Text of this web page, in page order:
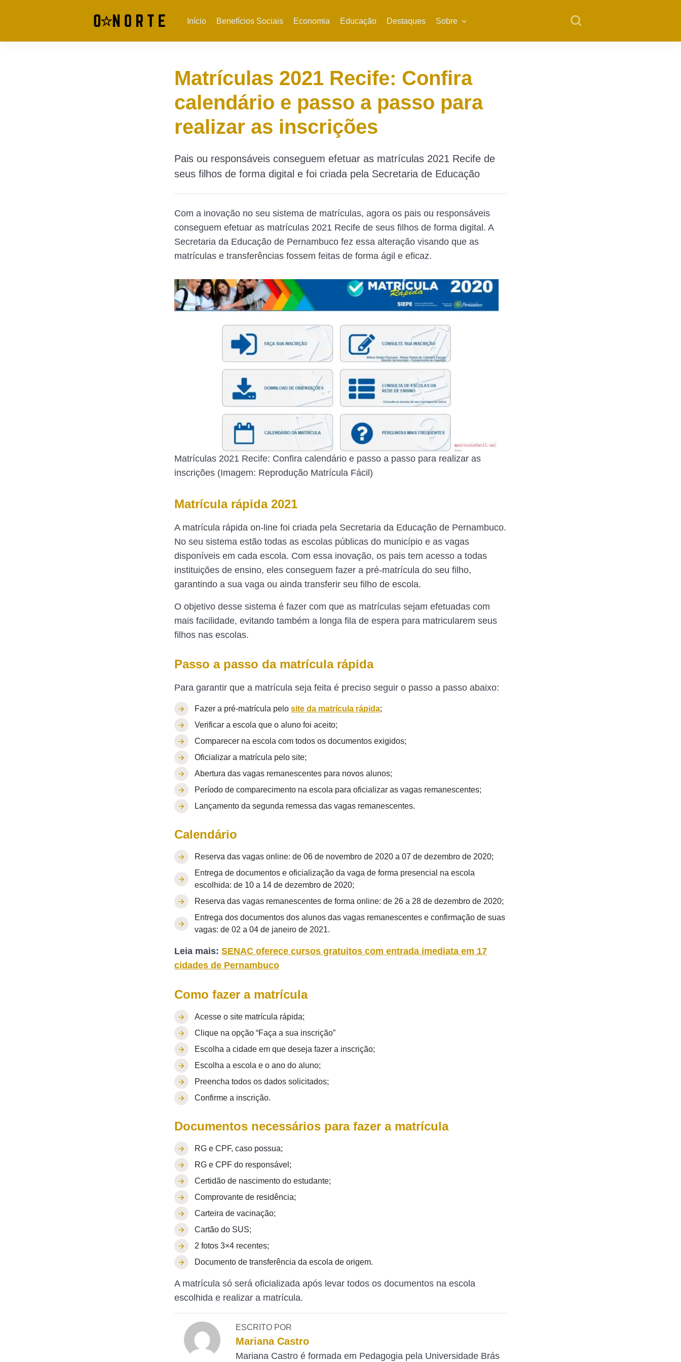
Início Benefícios Sociais Economia Educação Destaques Sobre
Matrículas 2021 Recife: Confira
calendário e passo a passo para
realizar as inscrições
Pais ou responsáveis conseguem efetuar as matrículas 2021 Recife de
seus filhos de forma digital e foi criada pela Secretaria de Educação
Com a inovação no seu sistema de matrículas, agora os pais ou responsáveis
conseguem efetuar as matrículas 2021 Recife de seus filhos de forma digital. A
Secretaria da Educação de Pernambuco fez essa alteração visando que as
matrículas e transferências fossem feitas de forma ágil e eficaz.
Matrículas 2021 Recife: Confira calendário e passo a passo para realizar as
inscrições (Imagem: Reprodução Matrícula Fácil)
Matrícula rápida 2021
A matrícula rápida on-line foi criada pela Secretaria da Educação de Pernambuco.
No seu sistema estão todas as escolas públicas do município e as vagas
disponíveis em cada escola. Com essa inovação, os pais tem acesso a todas
instituições de ensino, eles conseguem fazer a pré-matrícula do seu filho,
garantindo a sua vaga ou ainda transferir seu filho de escola.
O objetivo desse sistema é fazer com que as matrículas sejam efetuadas com
mais facilidade, evitando também a longa fila de espera para matricularem seus
filhos nas escolas.
Passo a passo da matrícula rápida
Para garantir que a matrícula seja feita é preciso seguir o passo a passo abaixo:
Fazer a pré-matrícula pelo site da matrícula rápida;
Verificar a escola que o aluno foi aceito;
Comparecer na escola com todos os documentos exigidos;
Oficializar a matrícula pelo site;
Abertura das vagas remanescentes para novos alunos;
Período de comparecimento na escola para oficializar as vagas remanescentes;
Lançamento da segunda remessa das vagas remanescentes.
Calendário
Reserva das vagas online: de 06 de novembro de 2020 a 07 de dezembro de 2020;
Entrega de documentos e oficialização da vaga de forma presencial na escola
escolhida: de 10 a 14 de dezembro de 2020;
Reserva das vagas remanescentes de forma online: de 26 a 28 de dezembro de 2020;
Entrega dos documentos dos alunos das vagas remanescentes e confirmação de suas
vagas: de 02 a 04 de janeiro de 2021.
Leia mais: SENAC oferece cursos gratuitos com entrada imediata em 17
cidades de Pernambuco
Como fazer a matrícula
Acesse o site matrícula rápida;
Clique na opção “Faça a sua inscrição”
Escolha a cidade em que deseja fazer a inscrição;
Escolha a escola e o ano do aluno;
Preencha todos os dados solicitados;
Confirme a inscrição.
Documentos necessários para fazer a matrícula
RG e CPF, caso possua;
RG e CPF do responsável;
Certidão de nascimento do estudante;
Comprovante de residência;
Carteira de vacinação;
Cartão do SUS;
2 fotos 3×4 recentes;
Documento de transferência da escola de origem.
A matrícula só será oficializada após levar todos os documentos na escola
escolhida e realizar a matrícula.
ESCRITO POR
Mariana Castro
Mariana Castro é formada em Pedagogia pela Universidade Brás